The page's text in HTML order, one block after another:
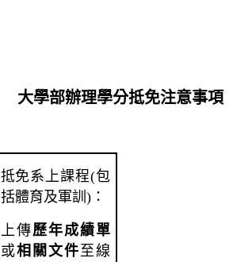
大學部辦理學分抵免注意事項
抵免系上課程(包
括體育及軍訓)：
上傳歷年成績單
或相關文件至線